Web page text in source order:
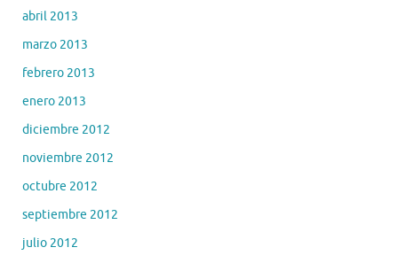
abril 2013
marzo 2013
febrero 2013
enero 2013
diciembre 2012
noviembre 2012
octubre 2012
septiembre 2012
julio 2012